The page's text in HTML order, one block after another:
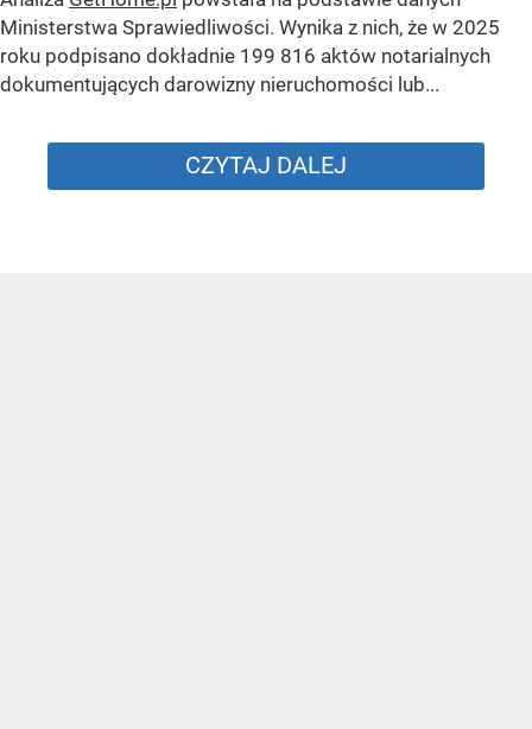
Ministerstwa Sprawiedliwości. Wynika z nich, że w 2025
roku podpisano dokładnie 199 816 aktów notarialnych
dokumentujących darowizny nieruchomości lub...
CZYTAJ DALEJ